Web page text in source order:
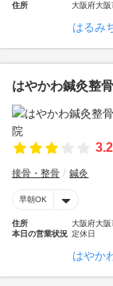
住所 大阪府大
はるみ
はやかわ鍼灸整
接骨・整骨 鍼灸
早朝OK
住所
大阪府大阪
本日の営業状況 定休日
はやか